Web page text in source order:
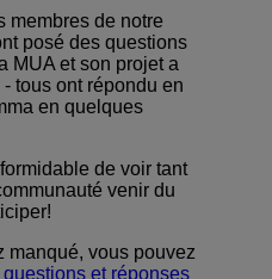
Moodle
membres de notre
posé des questions
MUA et son projet a
tous ont répondu en
en quelques
de voir tant
venir du
manqué, vous pouvez
et réponses